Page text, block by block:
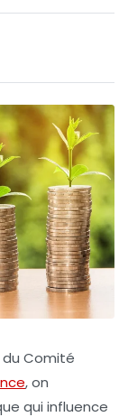
du Comité
, on
qui influence